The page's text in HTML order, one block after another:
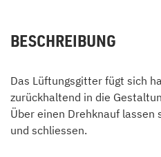
BESCHREIBUNG
Das Lüftungsgitter fügt sich
zurückhaltend in die
Über einen Drehknauf lassen
und schliessen.